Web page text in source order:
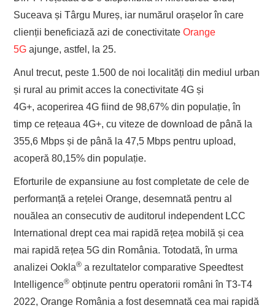
Suceava și Târgu Mureș, iar numărul orașelor în care
clienții beneficiază azi de conectivitateOrange
5G ajunge, astfel, la 25.
Anul trecut, peste 1.500 de noi localități din mediul urban
și rural au primit acces la conectivitate 4G și
4G+, acoperirea 4G fiind de 98,67% din populație, în
timp ce rețeaua 4G+, cu viteze de download de până la
355,6 Mbps și de până la 47,5 Mbps pentru upload,
acoperă 80,15% din populație.
Eforturile de expansiune au fost completate de cele de
performanță a rețelei Orange, desemnată pentru al
nouălea an consecutiv de auditorul independent LCC
International drept cea mai rapidă rețea mobilă și cea
mai rapidă rețea 5G din România. Totodată, în urma
analizei Ookla® a rezultatelor comparative Speedtest
Intelligence® obținute pentru operatorii români în T3-T4
2022, Orange România a fost desemnată cea mai rapidă